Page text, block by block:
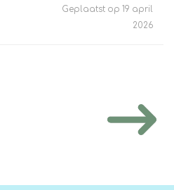
Geplaatst op 19 april
2026